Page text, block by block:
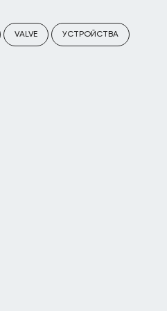
VALVE УСТРОЙСТВА